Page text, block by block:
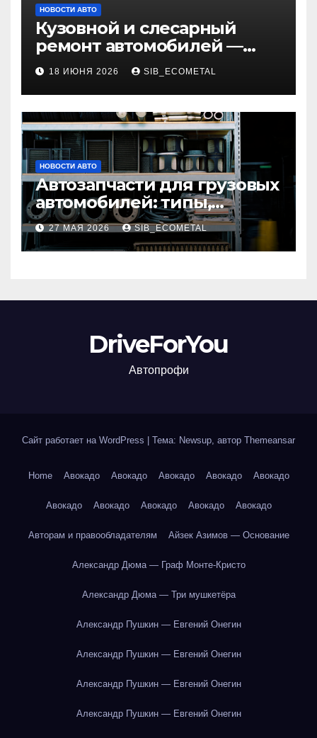
НОВОСТИ АВТО
Кузовной и слесарный
ремонт автомобилей —
наличие оригинальных
запчастей и типичные
сроки выполнения работ
18 ИЮНЯ 2026 SIB_ECOMETAL
НОВОСТИ АВТО
Автозапчасти для грузовых
автомобилей: типы,
совместимость и критерии
подбора
27 МАЯ 2026 SIB_ECOMETAL
DriveForYou
Автопрофи
Сайт работает на WordPress Тема: Newsup, автор Themeansar
Home Авокадо Авокадо Авокадо Авокадо Авокадо
Авокадо Авокадо Авокадо Авокадо Авокадо
Авторам и правообладателям Айзек Азимов — Основание
Александр Дюма — Граф Монте-Кристо
Александр Дюма — Три мушкетёра
Александр Пушкин — Евгений Онегин
Александр Пушкин — Евгений Онегин
Александр Пушкин — Евгений Онегин
Александр Пушкин — Евгений Онегин